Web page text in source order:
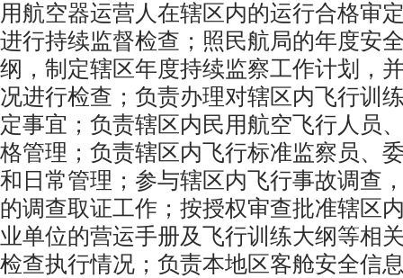
用航空器运营人在辖区内的运行合格审
进行持续监督检查；照民航局的年度安
纲，制定辖区年度持续监察工作计划，
况进行检查；负责办理对辖区内飞行训
定事宜；负责辖区内民用航空飞行人员
格管理；负责辖区内飞行标准监察员、
和日常管理；参与辖区内飞行事故调查
的调查取证工作；按授权审查批准辖区
业单位的营运手册及飞行训练大纲等相
检查执行情况；负责本地区客舱安全信